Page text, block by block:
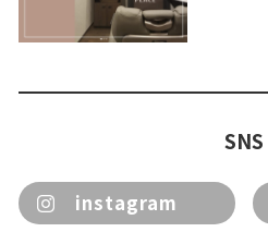
SNS
instagram